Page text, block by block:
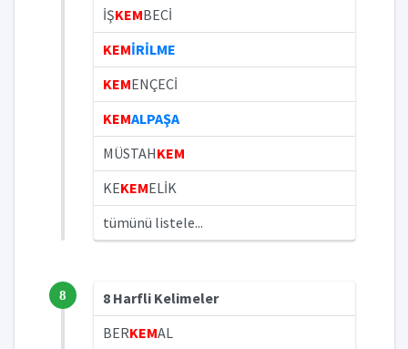
İŞKEMBECİ
KEMİRİLME
KEMENÇECİ
KEMALPAŞA
MÜSTAHKEM
KEKEMELİK
tümünü listele...
8
8 Harfli Kelimeler
BERKEMAL